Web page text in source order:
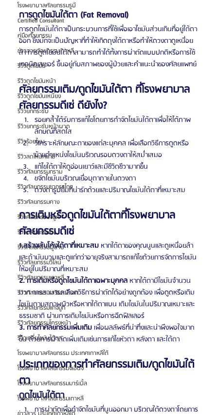
โรงพยาบาลศัลยกรรมรูบี
Certified Consultant
คู่มือศัลยกรรม
ข่าวสารศัลยกรรมเกาหลี
รีวิวดูดไขมัน
รีวิวดูดไขมันหน้า
รีวิวดูดไขมันเหนียง
รีวิวยกกระชับ
รีวิวยกกระชับหน้าผาก
รีวิวร้อยไหม
รีวิวลดโหนกแก้ม
รีวิวศัลยกรรมกราม
รีวิวศัลยกรรมขากรรไกร
รีวิวศัลยกรรมคาง
รีวิวศัลยกรรมจมูก
รีวิวศัลยกรรมตา
รีวิวศัลยกรรมผู้ชาย
รีวิวศัลยกรรมวีไลน์
รีวิวศัลยกรรมเกาหลี
รีวิวศัลยกรรมเสริมหน้าอก
รีวิวศัลยกรรมแก้จมูก
รีวิวศัลยกรรมโครงหน้า
รีวิวเกลี่ยไขมันใต้ตา
โรงพยาบาลศัลยกรรม ประเทศเกาหลีใต้
โรงพยาบาลศัลยกรรมจีเอ็นจี
โรงพยาบาลศัลยกรรมมาร์เบิ้ล
โรงพยาบาลศัลยกรรมเกาหลี
การดูดไขมันใต้ตา (Fat Removal)
การดูดไขมันใต้ตาเป็นกระบวนการที่ใช้เพื่อเอาไขมันส่วนเกินที่อยู่ใต้ตา
ออก ซึ่งมักจะเป็นปัญหาที่ทำให้เกิดถุงใต้ตาหรือทำให้ดวงตาดูเหนื่อย
ล้า การดูดไขมันใต้ตาสามารถทำได้ทั้งการผ่าตัดแบบปกติหรือการใช้
เทคนิคเลเซอร์ ขึ้นอยู่กับสภาพของผู้ป่วยและคำแนะนำของศัลยแพทย์
ศัลยกรรมเติม/ดูดไขมันใต้ตา ที่โรงพยาบาล
ศัลยกรรมดีเซ่ ดียังไง?
รอยคล้ำได้รับการแก้ไขโดยการกำจัดไขมันใต้ตาเพื่อให้ได้ภาพ
ลักษณ์ที่สดใส
วิเคราะห์ลักษณะตาของแต่ละบุคคล เพื่อเลือกวิธีการดูดหรือ
ย้ายตำแหน่งไขมันบริเวณรอบดวงตาให้สม่ำเสมอ
แก้ไขใต้ตาให้ดูอ่อนเยาว์และมีชีวิตชีวามากขึ้น
ขจัดไขมันบริเวณเยื่อบุตาภายในดวงตา
ดวงตารูปยิ้มที่น่ารักด้วยและปริมาณไขมันใต้ตาที่เหมาะสม
การเติมหรือดูดไขมันใต้ตาที่โรงพยาบาล
ศัลยกรรมดีเซ่
1.สร้างเส้นโค้งใต้ตาที่เหมาะสม หากใต้ตาของคุณนูนและดูเหนื่อยล้า
และถ้ามันบวมและดูแก่กว่าอายุจริงสามารถแก้ไขด้วยการจัดการไขมัน
ให้อยู่ในปริมาณที่เหมาะสม
2. การเติมหรือดูดไขมันใต้ตาเฉพาะบุคคล หากใต้ตามีไขมันจำนวน
มาก การสามารถเลือกวิธีการผ่าตัดได้อย่างถูกต้อง เพื่อดูดหรือเติม
ไขมันตามสภาพผิวหรือหากใต้ตาแบน เติมไขมันในปริมาณเหมาะและ
ธรรมชาติ ผ่านการเติมไขมันหรือการฉีดฟิลเลอร์
3. การทำศัลยกรรมเพิ่มเติม เพื่อผลลัพธ์ที่น่าทึ่งและน่าพึงพอใจมาก
ขึ้น ด้วยการผ่าตัดเพิ่มเติมเช่นการแก้ไขหัวตา หลังตา และใต้ตา
ประเภทของการทำศัลยกรรมเติม/ดูดไขมันใต้
ตา
ดูดไขมันใต้ตา
การผ่าตัดเพื่อกำจัดไขมันที่นูนออกมา บริเวณใต้ดวงตาโดยการ